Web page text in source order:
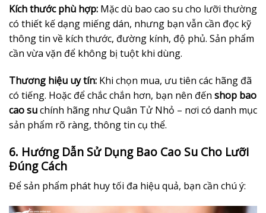
Kích thước phù hợp: Mặc dù bao cao su cho lưỡi thường
có thiết kế dạng miếng dán, nhưng bạn vẫn cần đọc kỹ
thông tin về kích thước, đường kính, độ phủ. Sản phẩm
cần vừa vặn để không bị tuột khi dùng.
Thương hiệu uy tín: Khi chọn mua, ưu tiên các hãng đã
có tiếng. Hoặc để chắc chắn hơn, bạn nên đến shop bao
cao suchính hãng như Quân Tử Nhỏ – nơi có danh mục
sản phẩm rõ ràng, thông tin cụ thể.
6. Hướng Dẫn Sử Dụng Bao Cao Su Cho Lưỡi
Đúng Cách
Để sản phẩm phát huy tối đa hiệu quả, bạn cần chú ý: